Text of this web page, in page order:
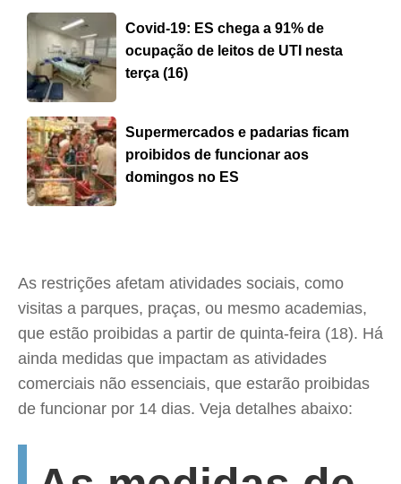
Covid-19: ES chega a 91% de
ocupação de leitos de UTI nesta
terça (16)
Supermercados e padarias ficam
proibidos de funcionar aos
domingos no ES
As restrições afetam atividades sociais, como
visitas a parques, praças, ou mesmo academias,
que estão proibidas a partir de quinta-feira (18). Há
ainda medidas que impactam as atividades
comerciais não essenciais, que estarão proibidas
de funcionar por 14 dias. Veja detalhes abaixo: